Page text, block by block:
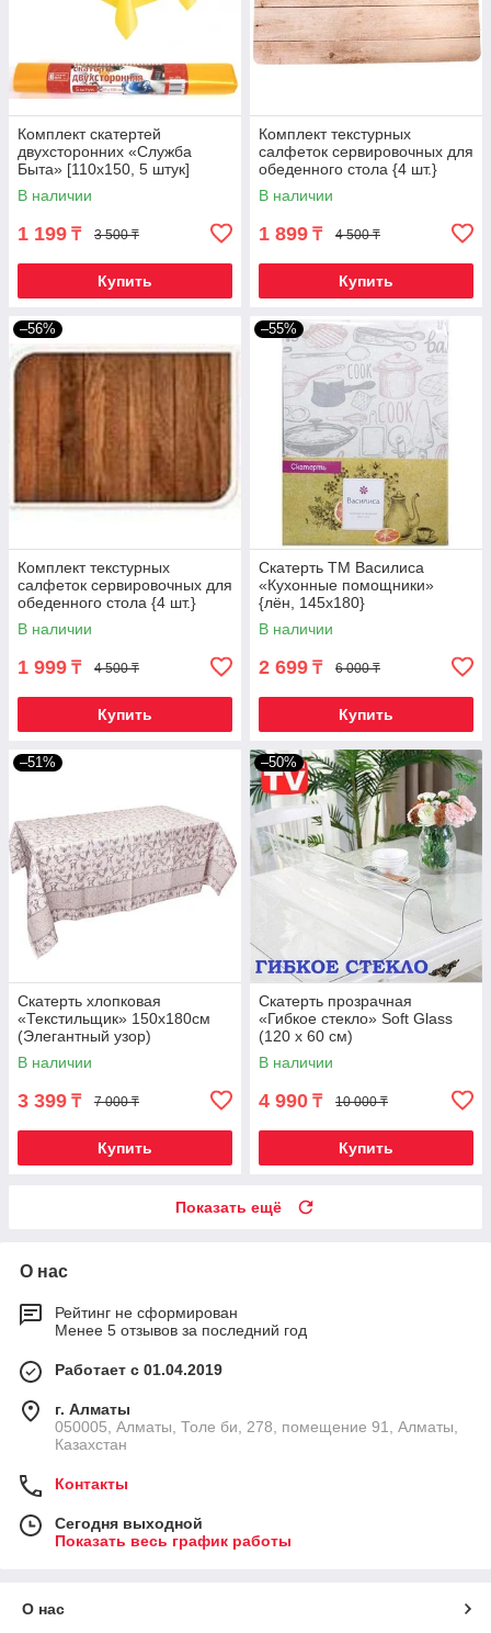
Комплект скатертей
двухсторонних «Служба
Быта» [110х150, 5 штук]
(Желтый)
В наличии
1 199 ₸ 3 500 ₸
Купить
Комплект текстурных
салфеток сервировочных для
обеденного стола {4 шт.}
(Белый дуб)
В наличии
1 899 ₸ 4 500 ₸
Купить
–56%
Комплект текстурных
салфеток сервировочных для
обеденного стола {4 шт.}
(Сосна)
В наличии
1 999 ₸ 4 500 ₸
Купить
–55%
Скатерть ТМ Василиса
«Кухонные помощники»
{лён, 145х180}
В наличии
2 699 ₸ 6 000 ₸
Купить
–51%
Скатерть хлопковая
«Текстильщик» 150x180см
(Элегантный узор)
В наличии
3 399 ₸ 7 000 ₸
Купить
–50%
Скатерть прозрачная
«Гибкое стекло» Soft Glass
(120 х 60 см)
В наличии
4 990 ₸ 10 000 ₸
Купить
Показать ещё
О нас
Рейтинг не сформирован
Менее 5 отзывов за последний год
Работает с 01.04.2019
г. Алматы
050005, Алматы, Толе би, 278, помещение 91, Алматы,
Казахстан
Контакты
Сегодня выходной
Показать весь график работы
О нас